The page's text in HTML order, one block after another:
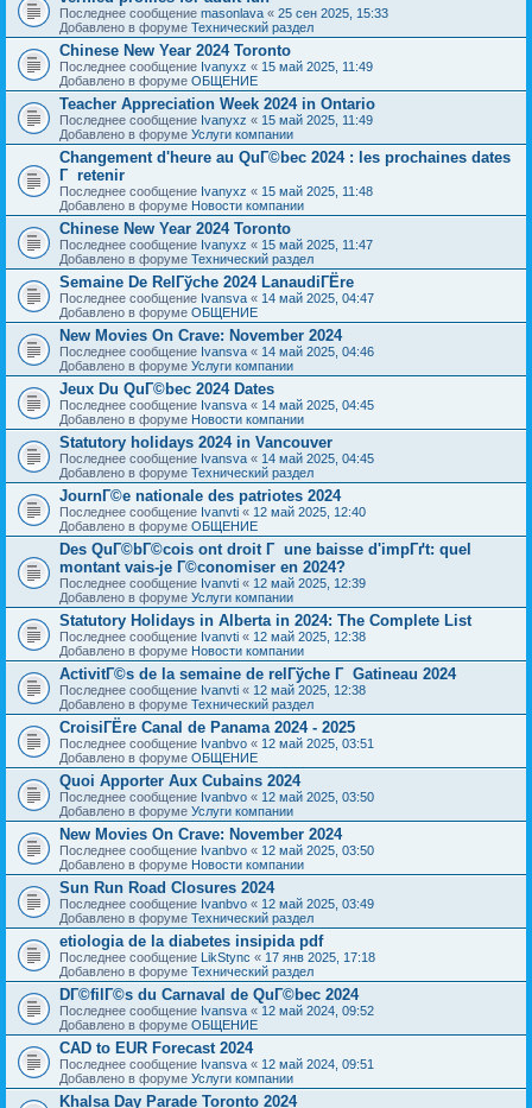
Последнее сообщение masonlava « 25 сен 2025, 15:33
Добавлено в форуме Технический раздел
Chinese New Year 2024 Toronto
Последнее сообщение Ivanyxz « 15 май 2025, 11:49
Добавлено в форуме ОБЩЕНИЕ
Teacher Appreciation Week 2024 in Ontario
Последнее сообщение Ivanyxz « 15 май 2025, 11:49
Добавлено в форуме Услуги компании
Changement d'heure au QuГ©bec 2024 : les prochaines dates
Г retenir
Последнее сообщение Ivanyxz « 15 май 2025, 11:48
Добавлено в форуме Новости компании
Chinese New Year 2024 Toronto
Последнее сообщение Ivanyxz « 15 май 2025, 11:47
Добавлено в форуме Технический раздел
Semaine De RelГўche 2024 LanaudiГЁre
Последнее сообщение Ivansva « 14 май 2025, 04:47
Добавлено в форуме ОБЩЕНИЕ
New Movies On Crave: November 2024
Последнее сообщение Ivansva « 14 май 2025, 04:46
Добавлено в форуме Услуги компании
Jeux Du QuГ©bec 2024 Dates
Последнее сообщение Ivansva « 14 май 2025, 04:45
Добавлено в форуме Новости компании
Statutory holidays 2024 in Vancouver
Последнее сообщение Ivansva « 14 май 2025, 04:45
Добавлено в форуме Технический раздел
JournГ©e nationale des patriotes 2024
Последнее сообщение Ivanvti « 12 май 2025, 12:40
Добавлено в форуме ОБЩЕНИЕ
Des QuГ©bГ©cois ont droit Г une baisse d'impГґt: quel
montant vais-je Г©conomiser en 2024?
Последнее сообщение Ivanvti « 12 май 2025, 12:39
Добавлено в форуме Услуги компании
Statutory Holidays in Alberta in 2024: The Complete List
Последнее сообщение Ivanvti « 12 май 2025, 12:38
Добавлено в форуме Новости компании
ActivitГ©s de la semaine de relГўche Г Gatineau 2024
Последнее сообщение Ivanvti « 12 май 2025, 12:38
Добавлено в форуме Технический раздел
CroisiГЁre Canal de Panama 2024 - 2025
Последнее сообщение Ivanbvo « 12 май 2025, 03:51
Добавлено в форуме ОБЩЕНИЕ
Quoi Apporter Aux Cubains 2024
Последнее сообщение Ivanbvo « 12 май 2025, 03:50
Добавлено в форуме Услуги компании
New Movies On Crave: November 2024
Последнее сообщение Ivanbvo « 12 май 2025, 03:50
Добавлено в форуме Новости компании
Sun Run Road Closures 2024
Последнее сообщение Ivanbvo « 12 май 2025, 03:49
Добавлено в форуме Технический раздел
etiologia de la diabetes insipida pdf
Последнее сообщение LikStync « 17 янв 2025, 17:18
Добавлено в форуме Технический раздел
DГ©filГ©s du Carnaval de QuГ©bec 2024
Последнее сообщение Ivansva « 12 май 2024, 09:52
Добавлено в форуме ОБЩЕНИЕ
CAD to EUR Forecast 2024
Последнее сообщение Ivansva « 12 май 2024, 09:51
Добавлено в форуме Услуги компании
Khalsa Day Parade Toronto 2024